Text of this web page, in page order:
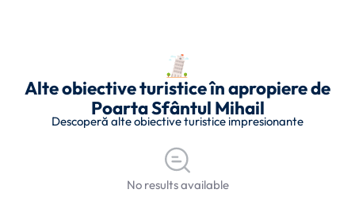
Alte obiective turistice în apropiere de
Poarta Sfântul Mihail
Descoperă alte obiective turistice impresionante
No results available